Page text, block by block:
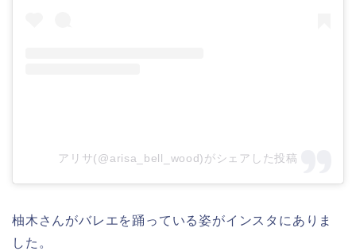
アリサ(@arisa_bell_wood)がシェアした投稿
柚木さんがバレエを踊っている姿がインスタにありま
した。